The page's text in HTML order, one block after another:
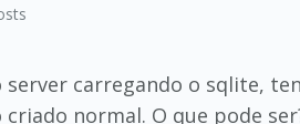
carregando o sqlite,
normal. O que pode